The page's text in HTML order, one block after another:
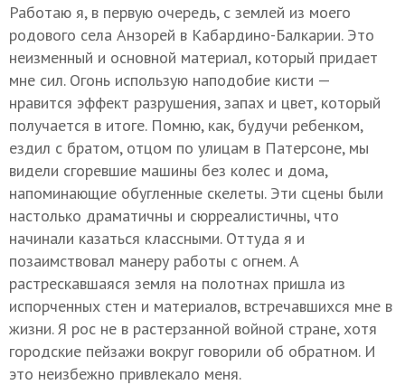
Работаю я, в первую очередь, с землей из моего
родового села Анзорей в Кабардино-Балкарии. Это
неизменный и основной материал, который придает
мне сил. Огонь использую наподобие кисти —
нравится эффект разрушения, запах и цвет, который
получается в итоге. Помню, как, будучи ребенком,
ездил с братом, отцом по улицам в Патерсоне, мы
видели сгоревшие машины без колес и дома,
напоминающие обугленные скелеты. Эти сцены были
настолько драматичны и сюрреалистичны, что
начинали казаться классными. Оттуда я и
позаимствовал манеру работы с огнем. А
растрескавшаяся земля на полотнах пришла из
испорченных стен и материалов, встречавшихся мне в
жизни. Я рос не в растерзанной войной стране, хотя
городские пейзажи вокруг говорили об обратном. И
это неизбежно привлекало меня.